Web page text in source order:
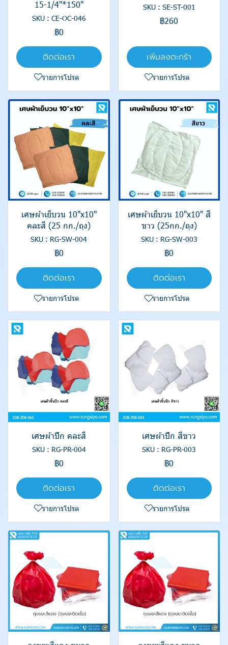
15-1/4"*150"
SKU : CE-OC-046
฿0
ติดต่อเรา
รายการโปรด
SKU : SE-ST-001
฿260
เพิ่มลงตะกร้า
รายการโปรด
เศษผ้าเย็บวน 10"x10"
คละสี (25 กก./ถุง)
SKU : RG-SW-004
฿0
ติดต่อเรา
รายการโปรด
เศษผ้าเย็บวน 10"x10" สี
ขาว (25กก./ถุง)
SKU : RG-SW-003
฿0
ติดต่อเรา
รายการโปรด
เศษผ้าปึก คละสี
SKU : RG-PR-004
฿0
ติดต่อเรา
รายการโปรด
เศษผ้าปึก สีขาว
SKU : RG-PR-003
฿0
ติดต่อเรา
รายการโปรด